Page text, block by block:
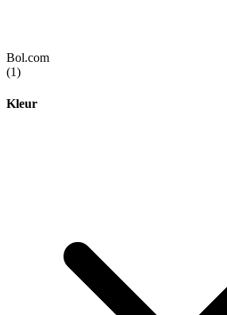
Bol.com
(1)
Kleur